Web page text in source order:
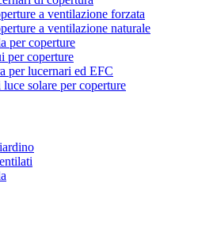
a ventilazione forzata
a ventilazione naturale
per coperture
per coperture
per lucernari ed EFC
solare per coperture